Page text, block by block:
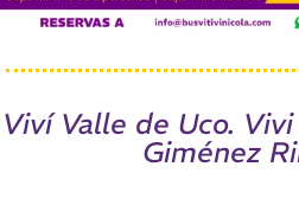
Viví Valle de Uco.
Giménez